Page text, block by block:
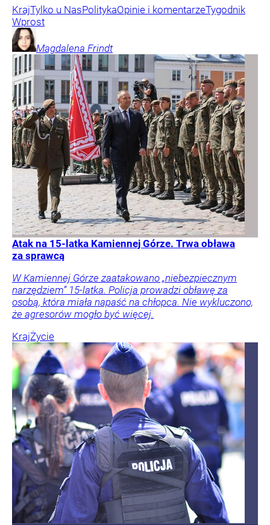
KrajTylko u NasPolitykaOpinie i komentarzeTygodnik
Wprost
Magdalena Frindt
Atak na 15-latka Kamiennej Górze. Trwa obława
za sprawcą
W Kamiennej Górze zaatakowano „niebezpiecznym
narzędziem” 15-latka. Policja prowadzi obławę za
osobą, która miała napaść na chłopca. Nie wykluczono,
że agresorów mogło być więcej.
KrajŻycie